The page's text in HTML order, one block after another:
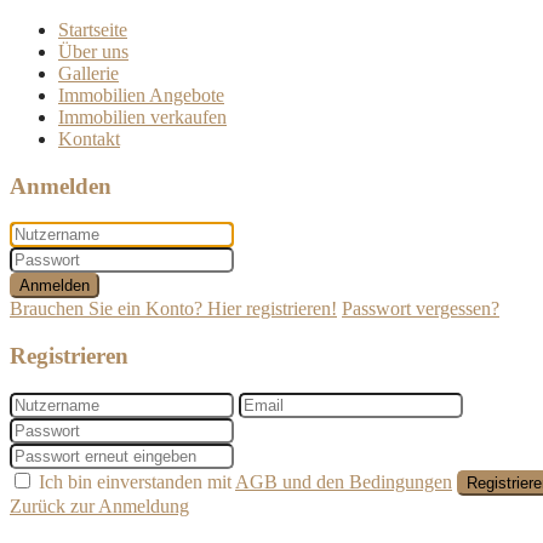
Startseite
Über uns
Gallerie
Immobilien Angebote
Immobilien verkaufen
Kontakt
Anmelden
Anmelden
Brauchen Sie ein Konto? Hier registrieren! Passwort vergessen?
Registrieren
Ich bin einverstanden mit AGB und den Bedingungen
Zurück zur Anmeldung